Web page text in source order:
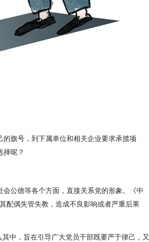
旗号，到下属单位和相关企业要求承揽项
择呢？
公德等各个方面，直接关系党的形象。《中
配偶失管失教，造成不良影响或者严重后果
中，旨在引导广大党员干部既要严于律己，又